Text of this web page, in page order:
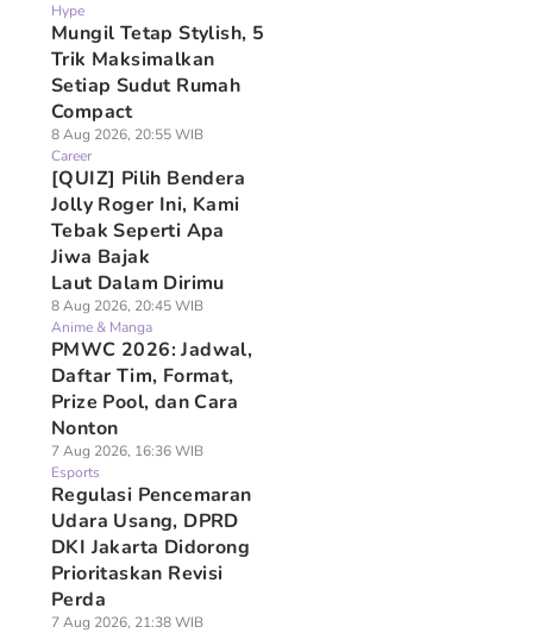
Hype
Mungil Tetap Stylish, 5
Trik Maksimalkan
Setiap Sudut Rumah
Compact
8 Aug 2026, 20:55 WIB
Career
[QUIZ] Pilih Bendera
Jolly Roger Ini, Kami
Tebak Seperti Apa
Jiwa Bajak
Laut Dalam Dirimu
8 Aug 2026, 20:45 WIB
Anime & Manga
PMWC 2026: Jadwal,
Daftar Tim, Format,
Prize Pool, dan Cara
Nonton
7 Aug 2026, 16:36 WIB
Esports
Regulasi Pencemaran
Udara Usang, DPRD
DKI Jakarta Didorong
Prioritaskan Revisi
Perda
7 Aug 2026, 21:38 WIB